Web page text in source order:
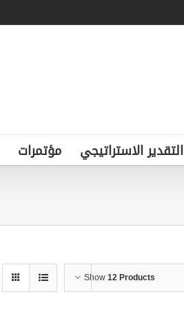
التقدير الاستراتيجي مؤتمرات
Show 12 Products